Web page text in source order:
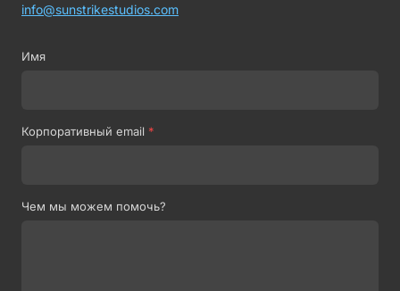
info@sunstrikestudios.com
Имя
Корпоративный email *
Чем мы можем помочь?